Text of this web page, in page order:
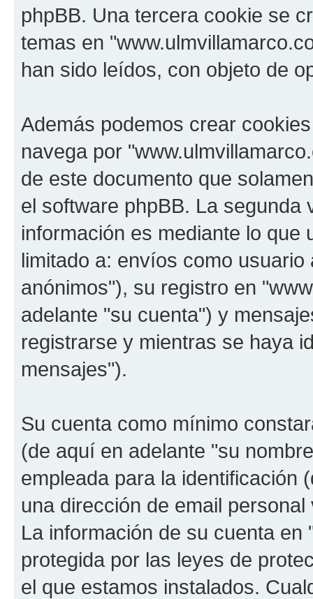
phpBB. Una tercera cookie se
temas en
han sido leídos, con objeto de
Además podemos crear
navega por
de este documento que
el software phpBB. La segunda
información es mediante lo que
limitado a: envíos como
anónimos"), su registro en
adelante "su cuenta") y
registrarse y mientras se haya
mensajes").
Su cuenta como mínimo
(de aquí en adelante "su
empleada para la identificación
una dirección de email
La información de su cuenta
protegida por las leyes de
el que estamos instalados.